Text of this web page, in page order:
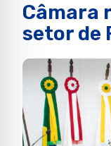
Câmara
setor de